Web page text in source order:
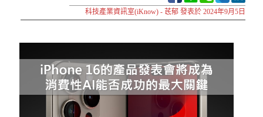
科技產業資訊室(iKnow) - 茋郁 發表於 2024年9月5日